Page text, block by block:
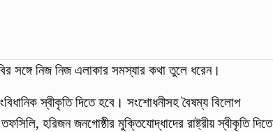
সঙ্গে নিজ নিজ এলাকার সমস্যার কথা তুলে ধরেন।
স্বীকৃতি দিতে হবে। সংশোধনীসহ বৈষম্য বিলোপ
হরিজন জনগোষ্ঠীর মুক্তিযোদ্ধাদের রাষ্ট্রীয় স্বীকৃতি দিতে